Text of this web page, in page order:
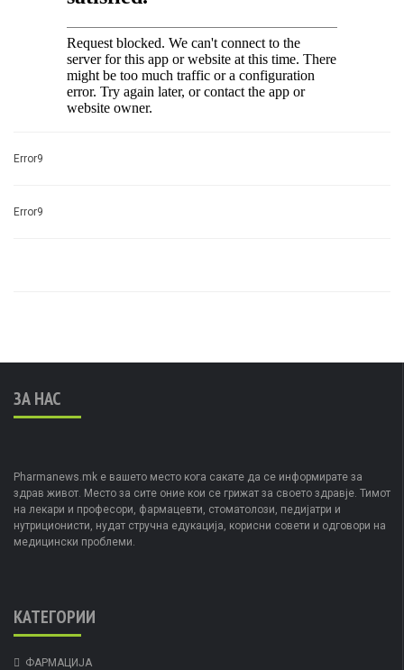
Error9
Error9
ЗА НАС
Pharmanews.mk е вашето место кога сакате да се информирате за
здрав живот. Место за сите оние кои се грижат за своето здравје. Тимот
на лекари и професори, фармацевти, стоматолози, педијатри и
нутриционисти, нудат стручна едукација, корисни совети и одговори на
медицински проблеми.
КАТЕГОРИИ
ФАРМАЦИЈА